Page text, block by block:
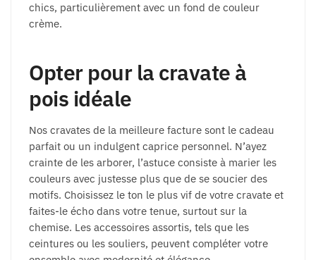
chics, particulièrement avec un fond de couleur
crème.
Opter pour la cravate à
pois idéale
Nos cravates de la meilleure facture sont le cadeau
parfait ou un indulgent caprice personnel. N’ayez
crainte de les arborer, l’astuce consiste à marier les
couleurs avec justesse plus que de se soucier des
motifs. Choisissez le ton le plus vif de votre cravate et
faites-le écho dans votre tenue, surtout sur la
chemise. Les accessoires assortis, tels que les
ceintures ou les souliers, peuvent compléter votre